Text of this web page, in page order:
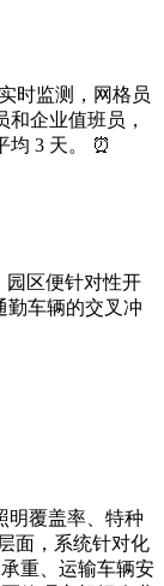
时监测，网格员
企业值班员，
均 3 天。 ⏰
园区便针对性开
勤车辆的交叉冲
明覆盖率、特种
面，系统针对化
重、运输车辆安